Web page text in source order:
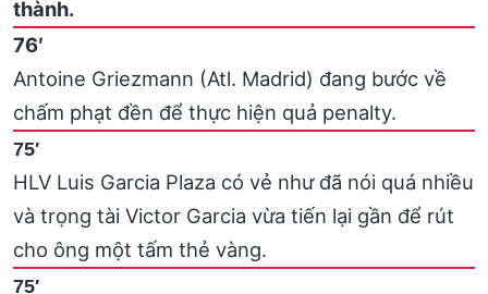
thành.
76′
Antoine Griezmann (Atl. Madrid) đang bước về
chấm phạt đền để thực hiện quả penalty.
75′
HLV Luis Garcia Plaza có vẻ như đã nói quá nhiều
và trọng tài Victor Garcia vừa tiến lại gần để rút
cho ông một tấm thẻ vàng.
75′